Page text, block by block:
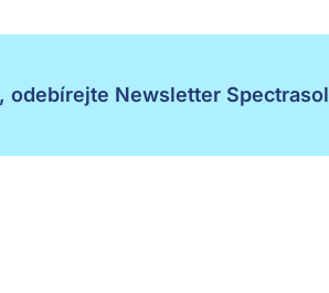
odebírejte Newsletter Spectrasol